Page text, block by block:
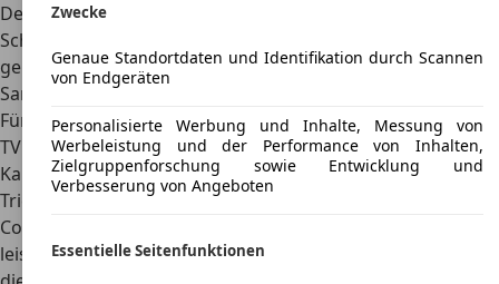
Der „Griff" teilt sich den Motor und das Chassis mit dem
Schwestermodell TVR Chimaera, erzielt aber
geringeren produzierten Stückzahleneinen höheren
Sammlerwert.
Für das Jahr2023 ist die Auslieferung des neu aufgelegten
TVR Griffith geplant
. Der neue „Griff" hat wieder eine GFK-
Karosserie, aber der Motor kommt diesmal von Ford. Das
Triebwerk ist vom Mustang-V8 abgeleitet und wurde von
Cosworth überarbeitet, sodass der Motor nun über 500 PS
leistet. Fans des Griffiths können sich also schon jetzt auf
Zwecke
Genaue Standortdaten und Identifikation durch Scannen
von Endgeräten
Personalisierte Werbung und Inhalte, Messung von
Werbeleistung und der Performance von Inhalten,
Zielgruppenforschung sowie Entwicklung und
Verbesserung von Angeboten
Essentielle Seitenfunktionen